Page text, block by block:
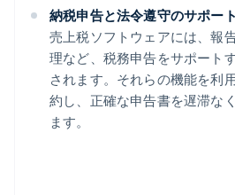
納税申告と法令遵守のサポート
売上税ソフトウェアには、報
理など、税務申告をサポート
されます。それらの機能を利
約し、正確な申告書を遅滞な
ます。